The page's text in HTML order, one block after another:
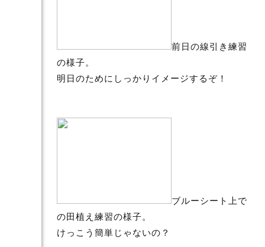
前日の線引き練習
の様子。
明日のためにしっかりイメージするぞ！
ブルーシート上で
の田植え練習の様子。
けっこう簡単じゃないの？